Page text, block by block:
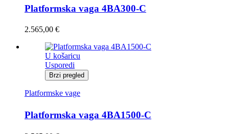
Platformska vaga 4BA300-C
2.565,00 €
U košaricu
Usporedi
Brzi pregled
Platformske vage
Platformska vaga 4BA1500-C